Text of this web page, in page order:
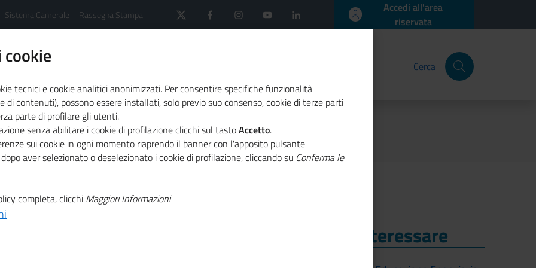
Sistema Camerale Rassegna Stampa
Accedi all'area
riservata
Cerca
sistema camerale
Agenda
un'economia a misura d'uomo"
di Assisi
a
Ti Potrebbe Interessare
tecnici e cookie analitici anonimizzati. Per consentire specifiche funzionalità
di contenuti), possono essere installati, solo previo suo consenso, cookie di terze parti
parte di profilare gli utenti.
senza abilitare i cookie di profilazione clicchi sul tastoAccetto.
sui cookie in ogni momento riaprendo il banner con l'apposito pulsante
aver selezionato o deselezionato i cookie di profilazione, cliccando su Conferma le
completa, clicchi Maggiori Informazioni